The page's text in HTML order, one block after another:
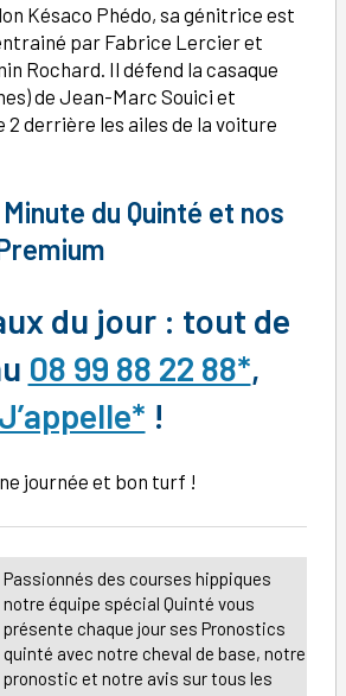
Késaco Phédo, sa génitrice est
par Fabrice Lercier et
Rochard. Il défend la casaque
de Jean-Marc Souici et
2 derrière les ailes de la voiture
du Quinté et nos
du jour : tout de
08 99 88 22 88*,
J’appelle* !
journée et bon turf !
Passionnés des courses hippiques
notre équipe spécial Quinté vous
présente chaque jour ses Pronostics
quinté avec notre cheval de base, notre
pronostic et notre avis sur tous les